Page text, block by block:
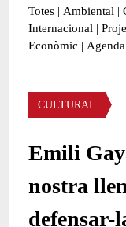
Totes | Ambiental |
Internacional |
Econòmic | Agenda
Àmbit de la notícia
CULTURAL
Emili
nostra
defensar-